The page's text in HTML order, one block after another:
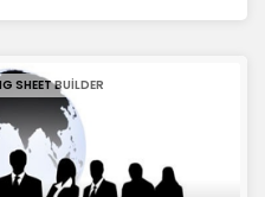
SHEET BUILDER